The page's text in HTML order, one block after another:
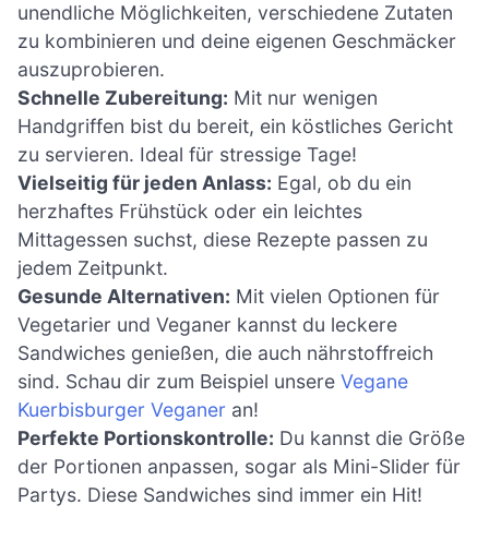
unendliche Möglichkeiten, verschiedene Zutaten
zu kombinieren und deine eigenen Geschmäcker
auszuprobieren.
Schnelle Zubereitung: Mit nur wenigen
Handgriffen bist du bereit, ein köstliches Gericht
zu servieren. Ideal für stressige Tage!
Vielseitig für jeden Anlass: Egal, ob du ein
herzhaftes Frühstück oder ein leichtes
Mittagessen suchst, diese Rezepte passen zu
jedem Zeitpunkt.
Gesunde Alternativen: Mit vielen Optionen für
Vegetarier und Veganer kannst du leckere
Sandwiches genießen, die auch nährstoffreich
sind. Schau dir zum Beispiel unsere Vegane
Kuerbisburger Veganer an!
Perfekte Portionskontrolle: Du kannst die Größe
der Portionen anpassen, sogar als Mini-Slider für
Partys. Diese Sandwiches sind immer ein Hit!